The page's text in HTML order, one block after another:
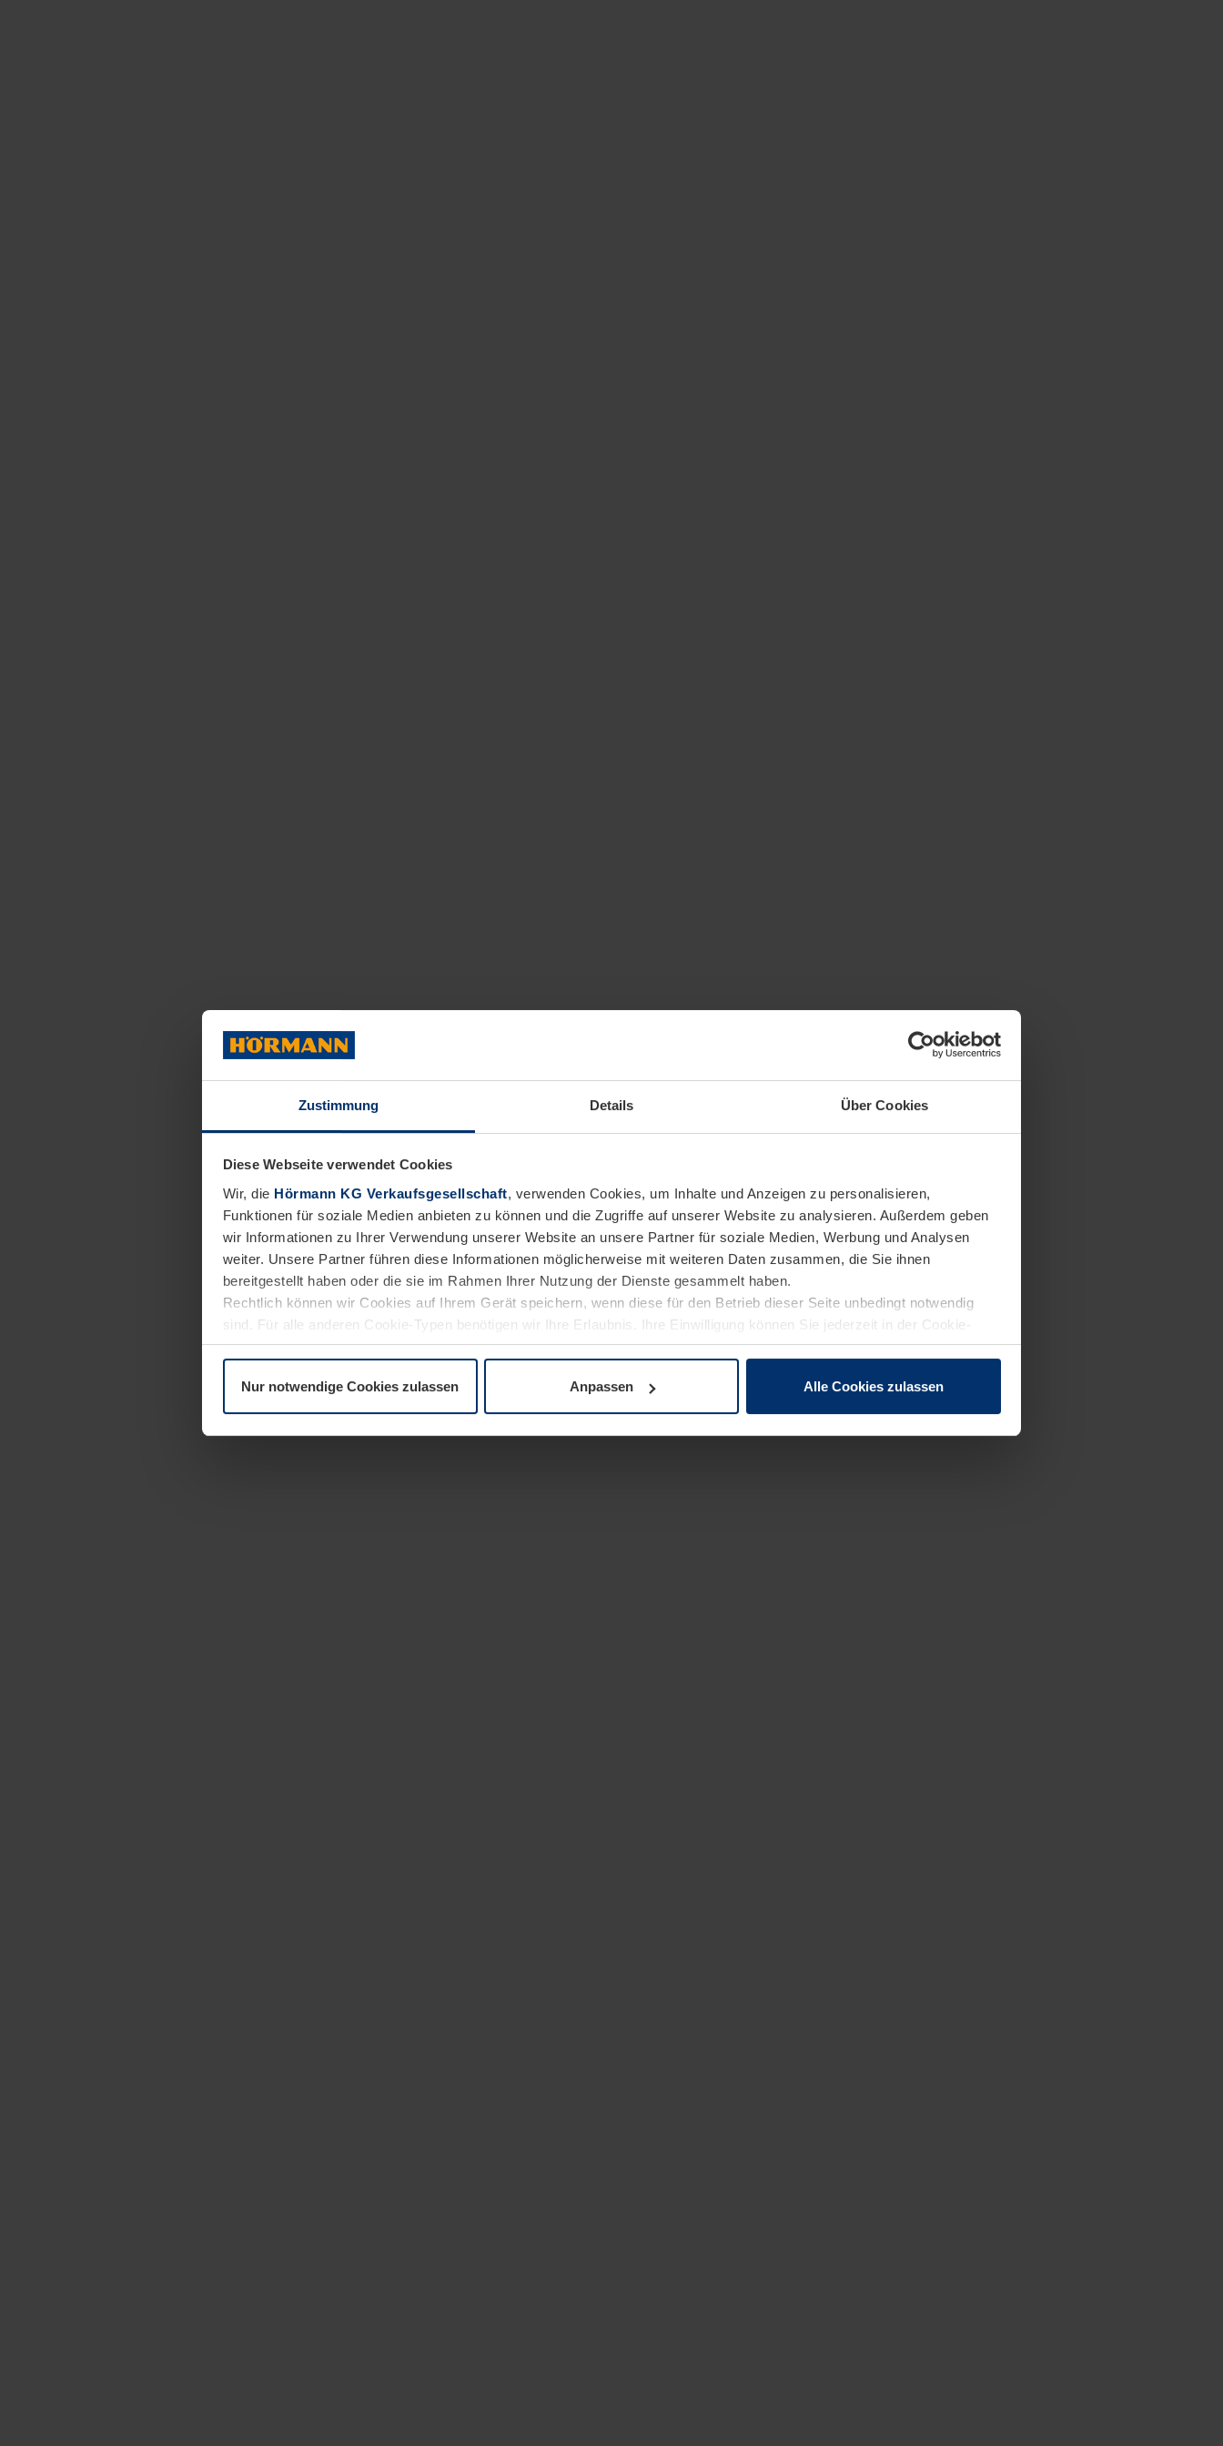
Zustimmung Details Über Cookies
Diese Webseite verwendet Cookies
Wir, die Hörmann KG Verkaufsgesellschaft, verwenden Cookies, um Inhalte und Anzeigen zu personalisieren,
Funktionen für soziale Medien anbieten zu können und die Zugriffe auf unserer Website zu analysieren. Außerdem geben
wir Informationen zu Ihrer Verwendung unserer Website an unsere Partner für soziale Medien, Werbung und Analysen
weiter. Unsere Partner führen diese Informationen möglicherweise mit weiteren Daten zusammen, die Sie ihnen
bereitgestellt haben oder die sie im Rahmen Ihrer Nutzung der Dienste gesammelt haben.
Rechtlich können wir Cookies auf Ihrem Gerät speichern, wenn diese für den Betrieb dieser Seite unbedingt notwendig
sind. Für alle anderen Cookie-Typen benötigen wir Ihre Erlaubnis. Ihre Einwilligung können Sie jederzeit in der Cookie-
Erläuterung auf der SeiteDatenschutzerklärungunserer Website ändern oder widerrufen.
Nur notwendige Cookies zulassen Anpassen Alle Cookies zulassen